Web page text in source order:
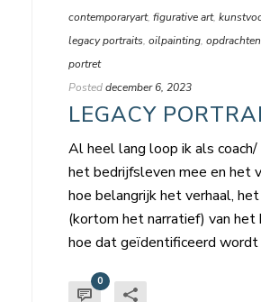
contemporaryart, figurative art,
legacy portraits, oilpainting, opdrachten
portret
Posteddecember 6, 2023
LEGACY
Al heel lang loop ik als coach/
het bedrijfsleven mee en het
hoe belangrijk het verhaal,
(kortom het narratief) van het
hoe dat geïdentificeerd wordt
0